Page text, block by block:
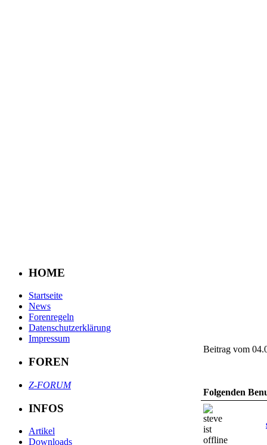
HOME
Startseite
News
Forenregeln
Datenschutzerklärung
Impressum
FOREN
Z-FORUM
INFOS
Artikel
Downloads
Beitrag vom
Folgenden